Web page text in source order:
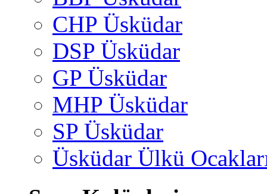
CHP Üsküdar
DSP Üsküdar
GP Üsküdar
MHP Üsküdar
SP Üsküdar
Üsküdar Ülkü